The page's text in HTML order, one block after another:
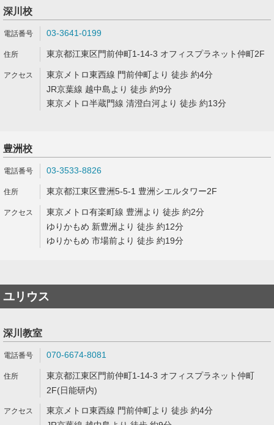
深川校
03-3641-0199
東京都江東区門前仲町1-14-3 オフィスプラネット仲町2F
東京メトロ東西線 門前仲町より 徒歩 約4分
JR京葉線 越中島より 徒歩 約9分
東京メトロ半蔵門線 清澄白河より 徒歩 約13分
豊洲校
03-3533-8826
東京都江東区豊洲5-5-1 豊洲シエルタワー2F
東京メトロ有楽町線 豊洲より 徒歩 約2分
ゆりかもめ 新豊洲より 徒歩 約12分
ゆりかもめ 市場前より 徒歩 約19分
ユリウス
深川教室
070-6674-8081
東京都江東区門前仲町1-14-3 オフィスプラネット仲町
2F(日能研内)
東京メトロ東西線 門前仲町より 徒歩 約4分